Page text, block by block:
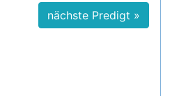
nächste Predigt »